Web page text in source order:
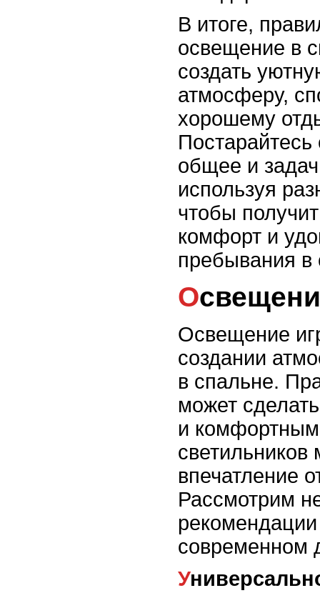
В итоге,
освещение в
создать
атмосферу,
хорошему
Постарайтесь
общее и
используя
чтобы
комфорт и
пребывания в
Освещение
создании
в спальне.
может
и
светильников
впечатление
Рассмотрим
современном